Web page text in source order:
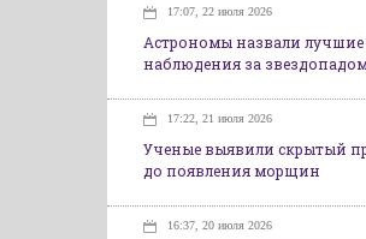
17:07, 22 июля 2026
Астрономы назвали
наблюдения за
17:22, 21 июля 2026
Ученые выявили скрытый
до появления морщин
16:37, 20 июля 2026